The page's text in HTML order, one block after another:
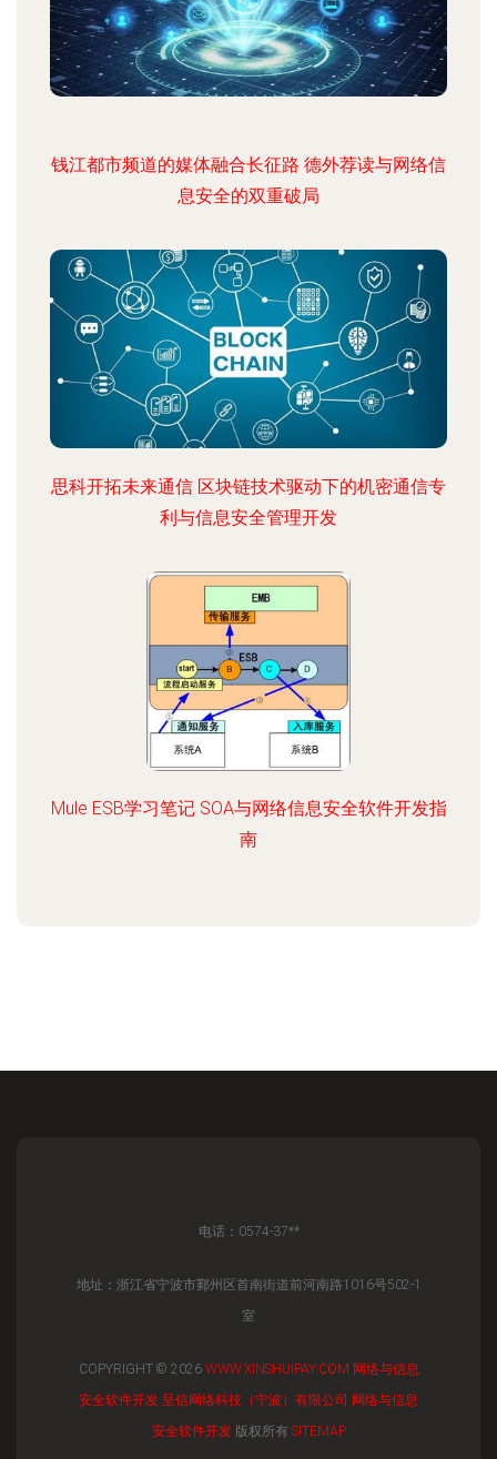
钱江都市频道的媒体融合长征路 德外荐读与网络信
息安全的双重破局
思科开拓未来通信 区块链技术驱动下的机密通信专
利与信息安全管理开发
Mule ESB学习笔记 SOA与网络信息安全软件开发指
南
电话：0574-37**
地址：浙江省宁波市鄞州区首南街道前河南路1016号502-1
室
COPYRIGHT © 2026 WWW.XINSHUIPAY.COM 网络与信息
安全软件开发 呈信网络科技（宁波）有限公司 网络与信息
安全软件开发版权所有 SITEMAP